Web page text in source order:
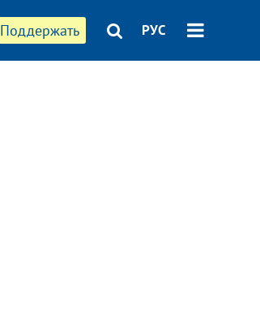
Поддержать РУС